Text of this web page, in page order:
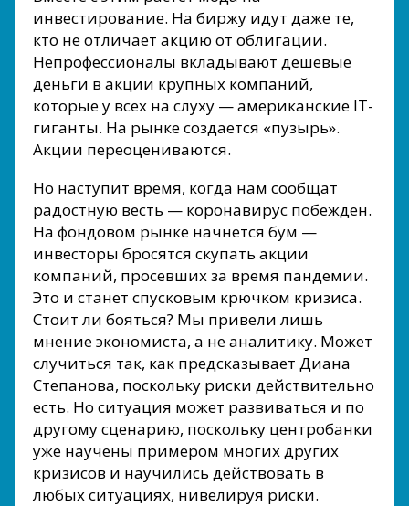
инвестирование. На биржу идут даже те,
кто не отличает акцию от облигации.
Непрофессионалы вкладывают дешевые
деньги в акции крупных компаний,
которые у всех на слуху — американские IT-
гиганты. На рынке создается «пузырь».
Акции переоцениваются.
Но наступит время, когда нам сообщат
радостную весть — коронавирус побежден.
На фондовом рынке начнется бум —
инвесторы бросятся скупать акции
компаний, просевших за время пандемии.
Это и станет спусковым крючком кризиса.
Стоит ли бояться? Мы привели лишь
мнение экономиста, а не аналитику. Может
случиться так, как предсказывает Диана
Степанова, поскольку риски действительно
есть. Но ситуация может развиваться и по
другому сценарию, поскольку центробанки
уже научены примером многих других
кризисов и научились действовать в
любых ситуациях, нивелируя риски.